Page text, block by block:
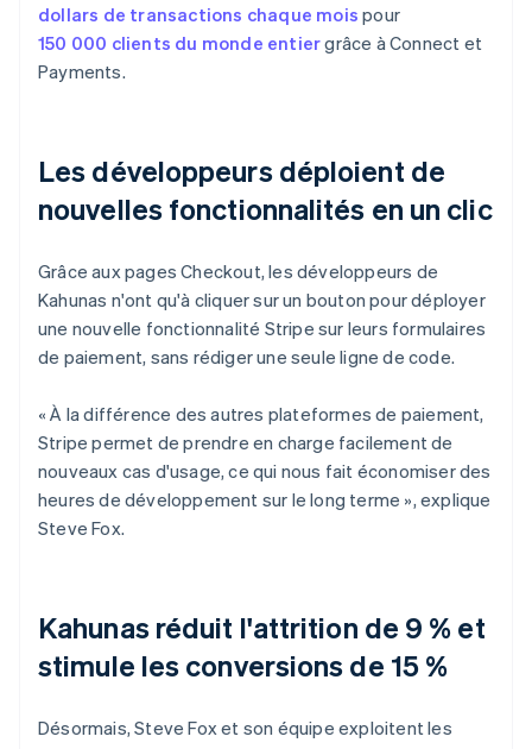
dollars de transactions chaque mois pour
150 000 clients du monde entiergrâce à Connect et
Payments.
Les développeurs déploient de
nouvelles fonctionnalités en un clic
Grâce aux pages Checkout, les développeurs de
Kahunas n'ont qu'à cliquer sur un bouton pour déployer
une nouvelle fonctionnalité Stripe sur leurs formulaires
de paiement, sans rédiger une seule ligne de code.
« À la différence des autres plateformes de paiement,
Stripe permet de prendre en charge facilement de
nouveaux cas d'usage, ce qui nous fait économiser des
heures de développement sur le long terme », explique
Steve Fox.
Kahunas réduit l'attrition de 9 % et
stimule les conversions de 15 %
Désormais, Steve Fox et son équipe exploitent les